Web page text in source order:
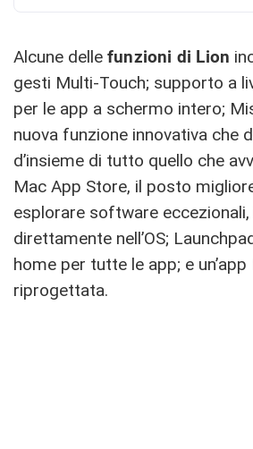
Alcune delle funzioni di Lion
gesti Multi-Touch; supporto a
per le app a schermo intero;
nuova funzione innovativa che
d’insieme di tutto quello che
Mac App Store, il posto
esplorare software
direttamente nell’OS;
home per tutte le app; e
riprogettata.